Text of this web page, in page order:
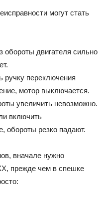
могут стать
обороты двигателя сильно
ручку переключения
мотор выключается.
увеличить невозможно.
включить
обороты резко падают.
вначале нужно
прежде чем в спешке